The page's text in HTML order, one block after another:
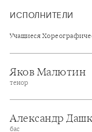
ИСПОЛНИТЕЛИ
Учащиеся
Яков Малютин
тенор
Александр
бас